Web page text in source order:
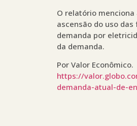
O relatório
ascensão do uso
demanda por
da demanda.
Por Valor Econômico.
https://
demanda-atual-de-